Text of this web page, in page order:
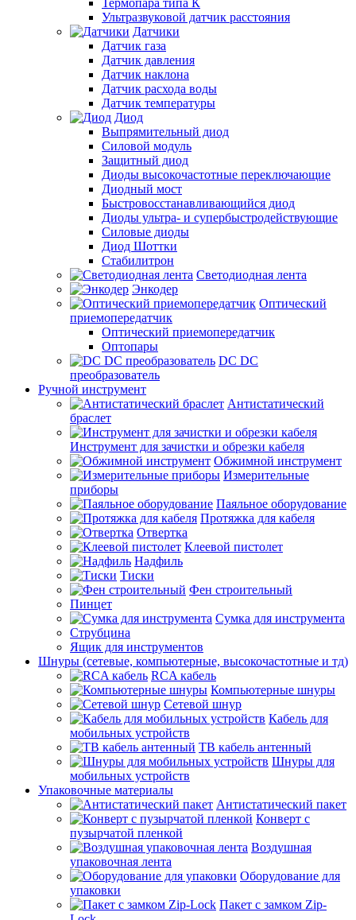
Термопара типа К
Ультразвуковой датчик расстояния
Датчики
Датчик газа
Датчик давления
Датчик наклона
Датчик расхода воды
Датчик температуры
Диод
Выпрямительный диод
Силовой модуль
Защитный диод
Диоды высокочастотные переключающие
Диодный мост
Быстровосстанавливающийся диод
Диоды ультра- и супербыстродействующие
Силовые диоды
Диод Шоттки
Стабилитрон
Светодиодная лента
Энкодер
Оптический
приемопередатчик
Оптический приемопередатчик
Оптопары
DC DC
преобразователь
Ручной инструмент
Антистатический
браслет
Инструмент для зачистки и обрезки кабеля
Обжимной инструмент
Измерительные
приборы
Паяльное оборудование
Протяжка для кабеля
Отвертка
Клеевой пистолет
Надфиль
Тиски
Фен строительный
Пинцет
Сумка для инструмента
Струбцина
Ящик для инструментов
Шнуры (сетевые, компьютерные, высокочастотные и тд)
RCA кабель
Компьютерные шнуры
Сетевой шнур
Кабель для
мобильных устройств
ТВ кабель антенный
Шнуры для
мобильных устройств
Упаковочные материалы
Антистатический пакет
Конверт с
пузырчатой пленкой
Воздушная
упаковочная лента
Оборудование для
упаковки
Пакет с замком Zip-